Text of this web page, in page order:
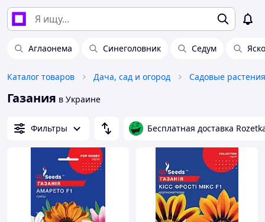
Аглаонема Синеголовник Седум
Каталог товаров Дача, сад и огород Садовые
Газания в Украине
Фильтры Бесплатная доставка